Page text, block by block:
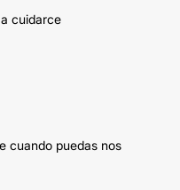
cuidarce
cuando puedas nos